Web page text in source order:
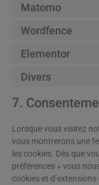
Matomo
Wordfence
Elementor
Divers
7.
Lorsque vous visitez
vous montrerons une
les cookies. Dès que
préférences » vous
cookies et